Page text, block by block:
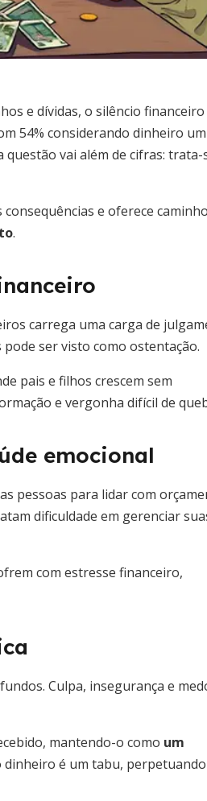
e dívidas, o silêncio financeiro
54% considerando dinheiro
vai além de cifras: trata-
e oferece
.
carrega uma carga de
ser visto como ostentação.
pais e filhos crescem sem
e vergonha difícil de
emocional
pessoas para lidar com
dificuldade em gerenciar
com estresse financeiro,
Culpa, insegurança e
mantendo-o como um
dinheiro é um tabu, perpetuando